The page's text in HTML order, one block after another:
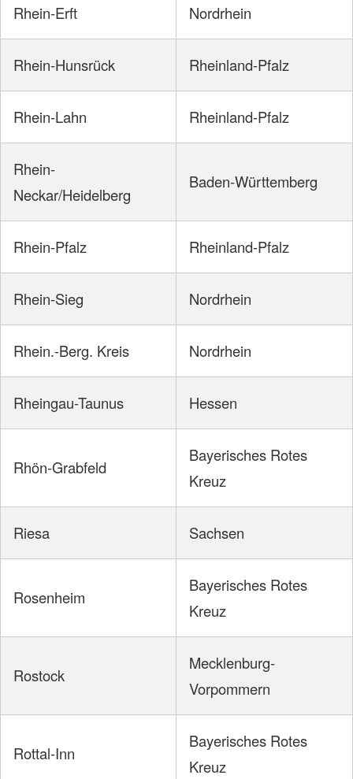
Rhein-Erft Nordrhein
Rhein-Hunsrück Rheinland-Pfalz
Rhein-Lahn Rheinland-Pfalz
Rhein-
Neckar/Heidelberg
Baden-Württemberg
Rhein-Pfalz Rheinland-Pfalz
Rhein-Sieg Nordrhein
Rhein.-Berg. Kreis Nordrhein
Rheingau-Taunus Hessen
Rhön-Grabfeld
Bayerisches Rotes
Kreuz
Riesa Sachsen
Rosenheim
Bayerisches Rotes
Kreuz
Rostock
Mecklenburg-
Vorpommern
Rottal-Inn
Bayerisches Rotes
Kreuz